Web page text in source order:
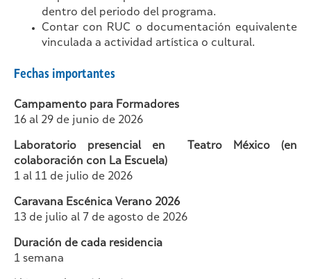
dentro del periodo del programa.
Contar con RUC o documentación equivalente
vinculada a actividad artística o cultural.
Fechas importantes
Campamento para Formadores
16 al 29 de junio de 2026
Laboratorio presencial en Teatro México (en
colaboración con La Escuela)
1 al 11 de julio de 2026
Caravana Escénica Verano 2026
13 de julio al 7 de agosto de 2026
Duración de cada residencia
1 semana